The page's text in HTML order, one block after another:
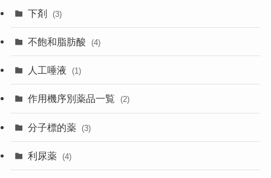
下剤 (3)
不飽和脂肪酸 (4)
人工唾液 (1)
作用機序別薬品一覧 (2)
分子標的薬 (3)
利尿薬 (4)